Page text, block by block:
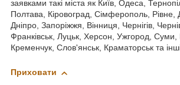
заявками такі міста як Київ, Одеса,
Полтава, Кіровоград, Сімферополь, Рівне,
Дніпро, Запоріжжя, Вінниця, Чернігів,
Франківськ, Луцьк, Херсон, Ужгород, Суми,
Кременчук, Слов'янськ, Краматорськ та
Приховати